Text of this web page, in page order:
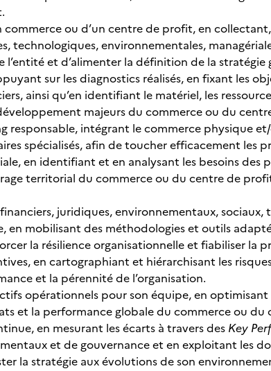
commerce ou d’un centre de profit, en
technologiques, environnementales,
et d’alimenter la définition de la stratégie
sur les diagnostics réalisés, en fixant les
ainsi qu’en identifiant le matériel, les
majeurs du commerce ou du
responsable, intégrant le commerce physique
spécialisés, afin de toucher efficacement les
en identifiant et en analysant les besoins des
territorial du commerce ou du centre de
juridiques, environnementaux,
en mobilisant des méthodologies et outils
la résilience organisationnelle et fiabiliser la
en cartographiant et hiérarchisant les
et la pérennité de l’organisation.
opérationnels pour son équipe, en
et la performance globale du commerce ou
en mesurant les écarts à travers des Key
et de gouvernance et en exploitant les
la stratégie aux évolutions de son